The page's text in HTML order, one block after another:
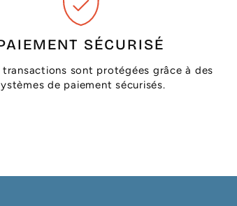
SÉCURISÉ
transactions sont protégées grâce à des
de paiement sécurisés.